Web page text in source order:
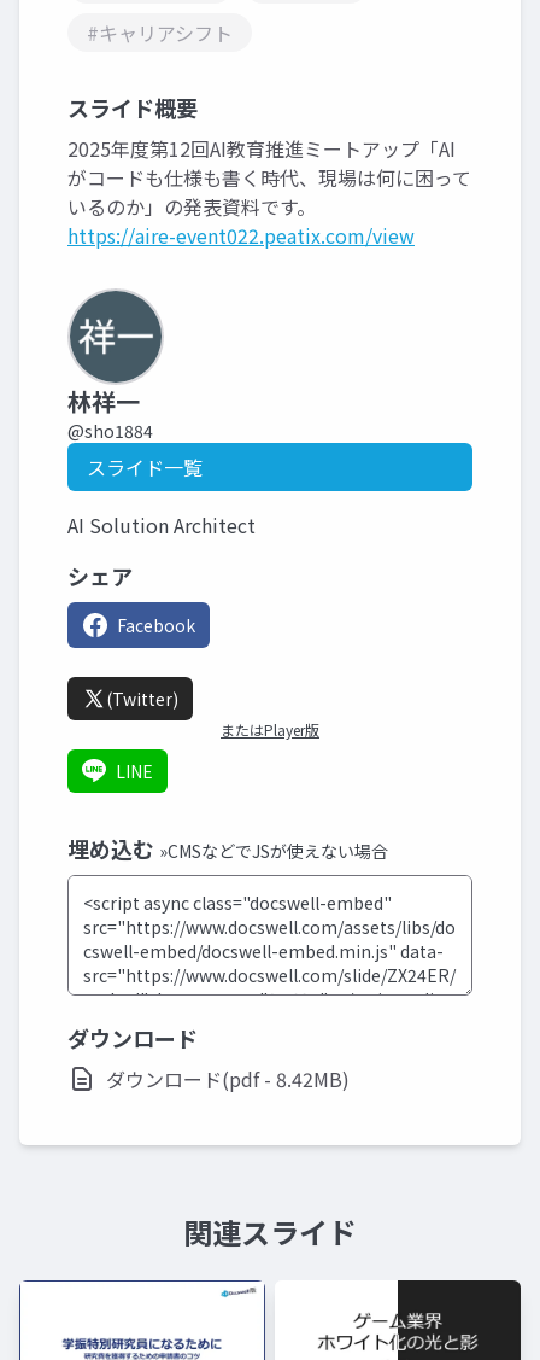
#キャリアシフト
スライド概要
2025年度第12回AI教育推進ミートアップ「AI
がコードも仕様も書く時代、現場は何に困って
いるのか」の発表資料です。
https://aire-event022.peatix.com/view
林祥一
@sho1884
スライド一覧
AI Solution Architect
シェア
Facebook
(Twitter)
またはPlayer版
LINE
埋め込む »CMSなどでJSが使えない場合
ダウンロード
ダウンロード(pdf - 8.42MB)
関連スライド